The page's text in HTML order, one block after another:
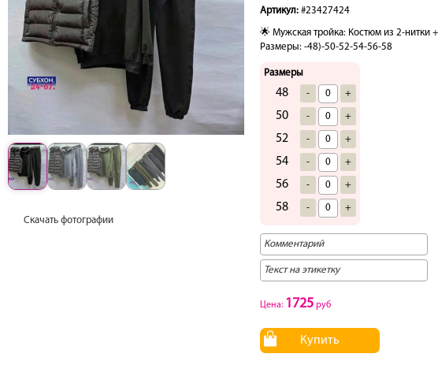
Скачать фотографии
Артикул: #23427424
🌟 Мужская тройка: Костюм из 2-нитки
Размеры: -48)-50-52-54-56-58
Размеры
48 - +
50 - +
52 - +
54 - +
56 - +
58 - +
Цена: 1725 руб
Купить